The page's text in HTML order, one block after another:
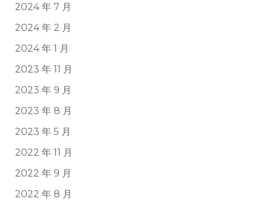
2024 年 7 月
2024 年 2 月
2024 年 1 月
2023 年 11 月
2023 年 9 月
2023 年 8 月
2023 年 5 月
2022 年 11 月
2022 年 9 月
2022 年 8 月